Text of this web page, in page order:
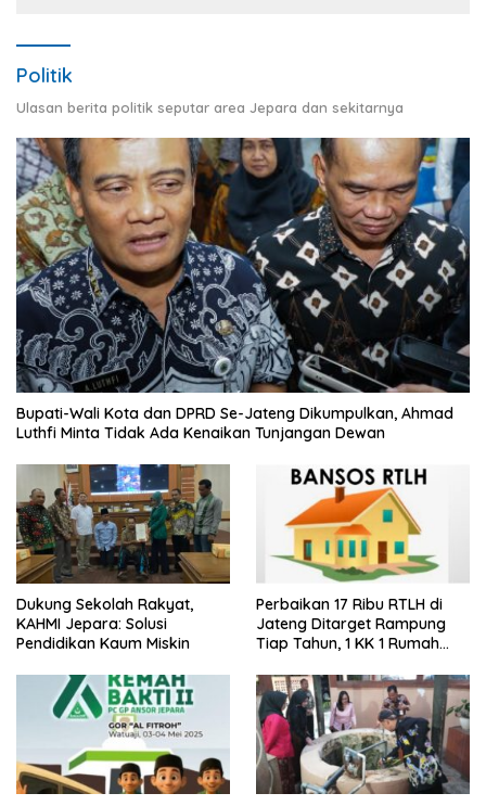
Politik
Ulasan berita politik seputar area Jepara dan sekitarnya
Bupati-Wali Kota dan DPRD Se-Jateng Dikumpulkan, Ahmad
Luthfi Minta Tidak Ada Kenaikan Tunjangan Dewan
Dukung Sekolah Rakyat,
KAHMI Jepara: Solusi
Pendidikan Kaum Miskin
Perbaikan 17 Ribu RTLH di
Jateng Ditarget Rampung
Tiap Tahun, 1 KK 1 Rumah